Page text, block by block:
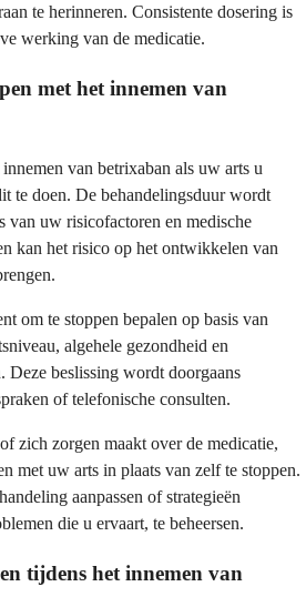
te herinneren. Consistente dosering is
werking van de medicatie.
met het innemen van
van betrixaban als uw arts u
te doen. De behandelingsduur wordt
van uw risicofactoren en medische
kan het risico op het ontwikkelen van
om te stoppen bepalen op basis van
algehele gezondheid en
Deze beslissing wordt doorgaans
of telefonische consulten.
zich zorgen maakt over de medicatie,
met uw arts in plaats van zelf te stoppen.
aanpassen of strategieën
die u ervaart, te beheersen.
tijdens het innemen van